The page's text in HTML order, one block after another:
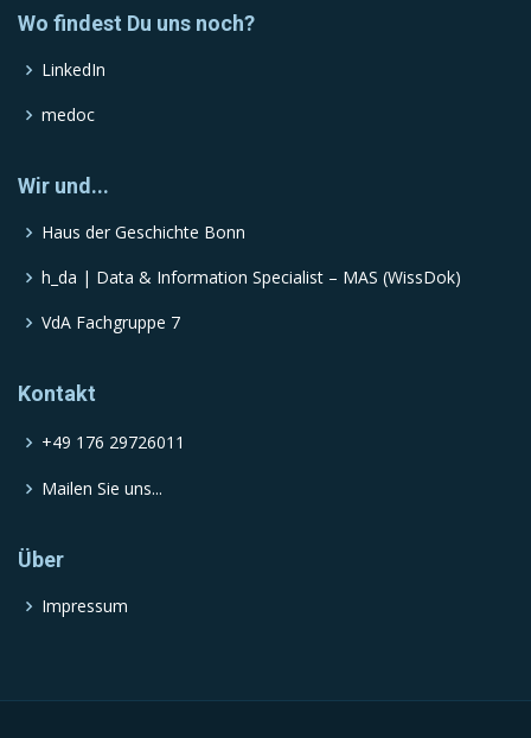
Wo findest Du uns noch?
LinkedIn
medoc
Wir und...
Haus der Geschichte Bonn
h_da | Data & Information Specialist – MAS (WissDok)
VdA Fachgruppe 7
Kontakt
+49 176 29726011
Mailen Sie uns...
Über
Impressum